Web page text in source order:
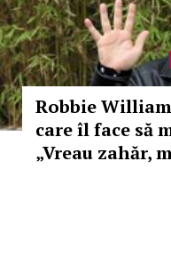
Robbie
care îl face să
„Vreau zahăr,